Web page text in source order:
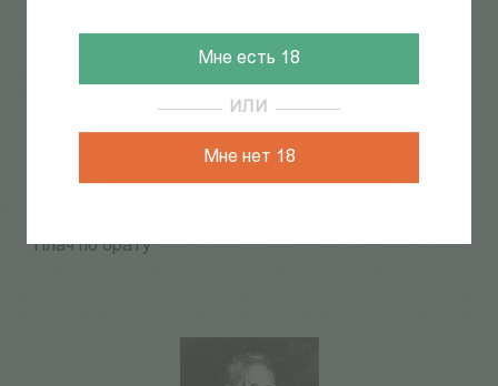
Мне есть 18
ИЛИ
Мне нет 18
Плач по брату